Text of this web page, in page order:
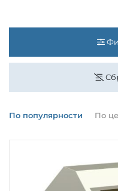
По популярности По